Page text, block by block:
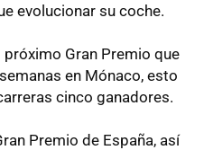
evolucionar su coche.
Gran Premio que
en Mónaco, esto
cinco ganadores.
Premio de España, así